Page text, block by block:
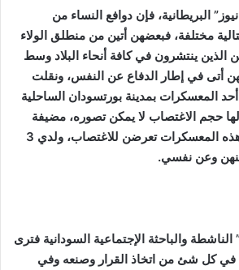
البريطانية، فإن دوافع النساء من
مختلفة، فبعضهن أتين من منطلق الولاء
الذين ينتشرون في كافة أنحاء البلاد وسط
أتى في إطار الدفاع عن النفس، ونقلت
المعسكرات بمدينة بورتسودان الساحلية
حجم الاغتصاب لا يمكن تصوره، مضيفة
لقد التقينا بفتيات في هذه المعسكرات تعرضن للاغتصاب، ولدي 3
عنهن وعن نفسي.
الناشطة والباحثة الإجتماعية السودانية فترى
في كل شئ من اتخاذ القرار وصنعه وفي